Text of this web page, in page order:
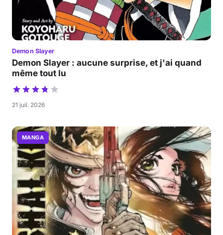
Demon Slayer
Demon Slayer : aucune surprise, et j'ai quand
même tout lu
21 juil. 2026
MANGA